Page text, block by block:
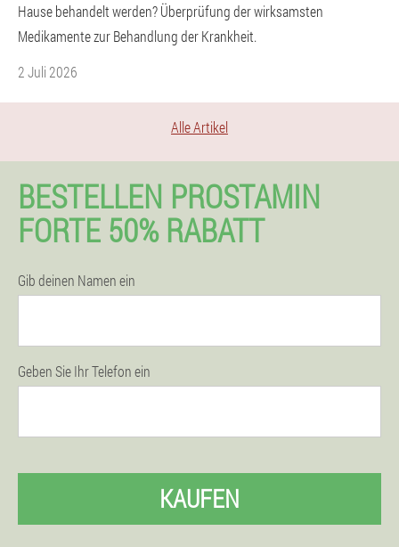
Hause behandelt werden? Überprüfung der wirksamsten
Medikamente zur Behandlung der Krankheit.
2 Juli 2026
Alle Artikel
BESTELLEN PROSTAMIN
FORTE 50% RABATT
Gib deinen Namen ein
Geben Sie Ihr Telefon ein
KAUFEN